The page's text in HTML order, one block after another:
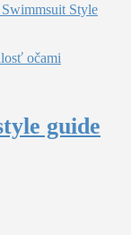
Style
očami
guide